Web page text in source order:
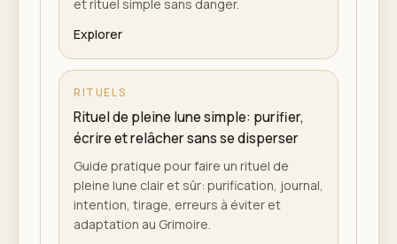
et rituel simple sans danger.
Explorer
RITUELS
Rituel de pleine lune simple: purifier,
écrire et relâcher sans se disperser
Guide pratique pour faire un rituel de
pleine lune clair et sûr: purification, journal,
intention, tirage, erreurs à éviter et
adaptation au Grimoire.